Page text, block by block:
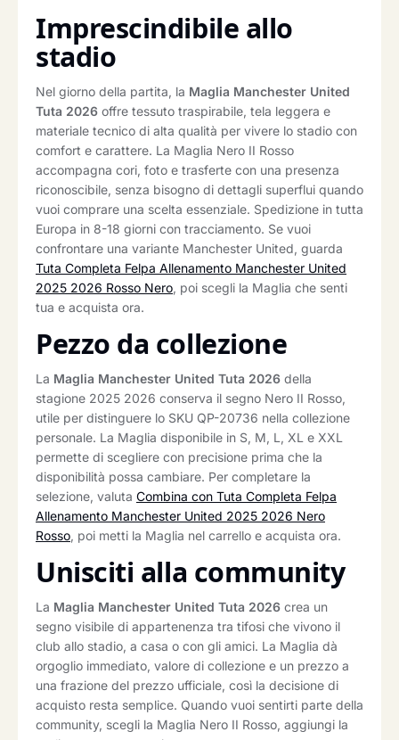
Imprescindibile allo
stadio
Nel giorno della partita, la Maglia Manchester United
Tuta 2026 offre tessuto traspirabile, tela leggera e
materiale tecnico di alta qualità per vivere lo stadio con
comfort e carattere. La Maglia Nero II Rosso
accompagna cori, foto e trasferte con una presenza
riconoscibile, senza bisogno di dettagli superflui quando
vuoi comprare una scelta essenziale. Spedizione in tutta
Europa in 8-18 giorni con tracciamento. Se vuoi
confrontare una variante Manchester United, guarda
Tuta Completa Felpa Allenamento Manchester United
2025 2026 Rosso Nero, poi scegli la Maglia che senti
tua e acquista ora.
Pezzo da collezione
La Maglia Manchester United Tuta 2026 della
stagione 2025 2026 conserva il segno Nero II Rosso,
utile per distinguere lo SKU QP-20736 nella collezione
personale. La Maglia disponibile in S, M, L, XL e XXL
permette di scegliere con precisione prima che la
disponibilità possa cambiare. Per completare la
selezione, valuta Combina con Tuta Completa Felpa
Allenamento Manchester United 2025 2026 Nero
Rosso, poi metti la Maglia nel carrello e acquista ora.
Unisciti alla community
La Maglia Manchester United Tuta 2026 crea un
segno visibile di appartenenza tra tifosi che vivono il
club allo stadio, a casa o con gli amici. La Maglia dà
orgoglio immediato, valore di collezione e un prezzo a
una frazione del prezzo ufficiale, così la decisione di
acquisto resta semplice. Quando vuoi sentirti parte della
community, scegli la Maglia Nero II Rosso, aggiungi la